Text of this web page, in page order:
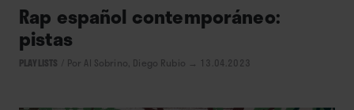
Rap español contemporáneo:
pistas
PLAYLISTS Por Al Sobrino, Diego Rubio → 13.04.2023